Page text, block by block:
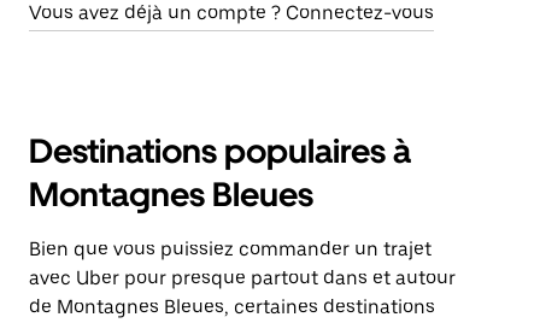
Vous avez déjà un compte ? Connectez-vous
Destinations populaires à
Montagnes Bleues
Bien que vous puissiez commander un trajet
avec Uber pour presque partout dans et autour
de Montagnes Bleues, certaines destinations